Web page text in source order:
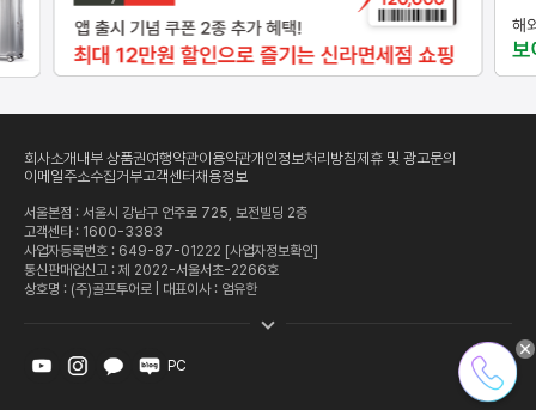
회사소개 내부 상품권여행약관이용약관개인정보처리방침제휴 및 광고문의
이메일주소수집거부고객센터채용정보
서울본점 : 서울시 강남구 언주로 725, 보전빌딩 2층
고객센타 : 1600-3383
사업자등록번호 : 649-87-01222 [사업자정보확인]
통신판매업신고 : 제 2022-서울서초-2266호
상호명 : (주)골프투어로 | 대표이사 : 엄유한
PC